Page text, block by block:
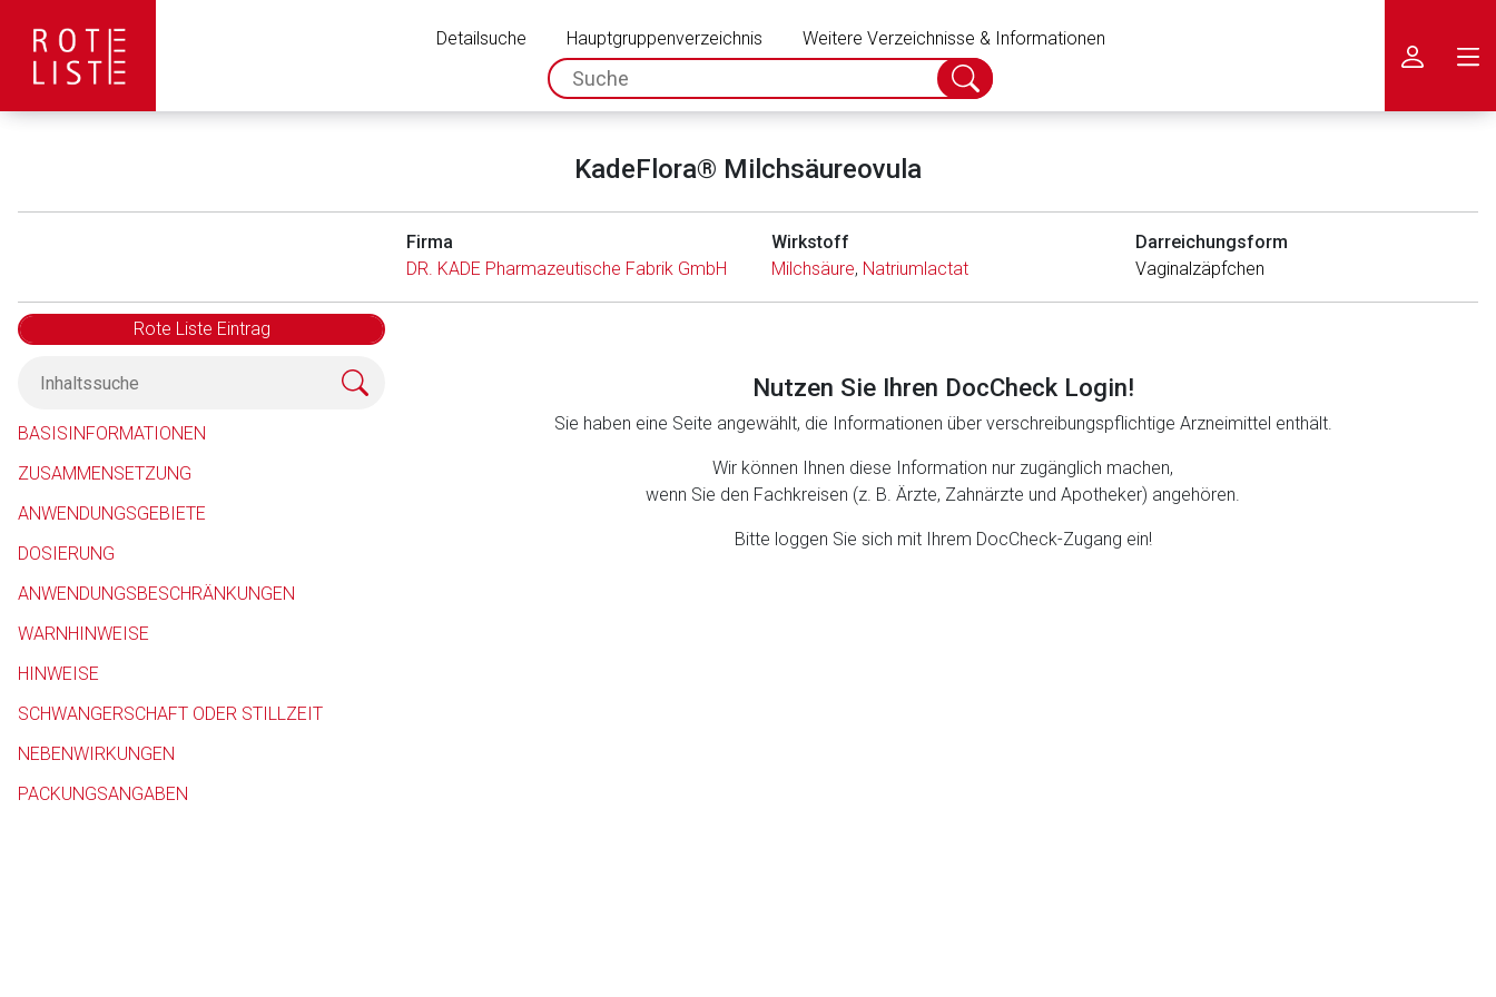
Detailsuche Hauptgruppenverzeichnis
Weitere Verzeichnisse & Informationen
spc.search.input.placeholder
Suche
abschicken
KadeFlora® Milchsäureovula
Firma
DR. KADE Pharmazeutische Fabrik GmbH
Wirkstoff
Milchsäure, Natriumlactat
Darreichungsform
Vaginalzäpfchen
Rote Liste Eintrag
BASISINFORMATIONEN
ZUSAMMENSETZUNG
ANWENDUNGSGEBIETE
DOSIERUNG
ANWENDUNGSBESCHRÄNKUNGEN
WARNHINWEISE
HINWEISE
SCHWANGERSCHAFT ODER STILLZEIT
NEBENWIRKUNGEN
PACKUNGSANGABEN
Nutzen Sie Ihren DocCheck Login!
Sie haben eine Seite angewählt, die Informationen über verschreibungspflichtige Arzneimittel enthält.
Wir können Ihnen diese Information nur zugänglich machen,
wenn Sie den Fachkreisen (z. B. Ärzte, Zahnärzte und Apotheker) angehören.
Bitte loggen Sie sich mit Ihrem DocCheck-Zugang ein!
Aufruf einer externen Seite
Der von Ihnen aufgerufene Link öffnet eine externe Web-Seite. Für die Inhalte der externen Web-Seite ist deren